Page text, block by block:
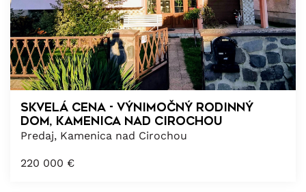
SKVELÁ CENA - výnimočný rodinný
dom, Kamenica nad Cirochou
Predaj, Kamenica nad Cirochou
220 000 €